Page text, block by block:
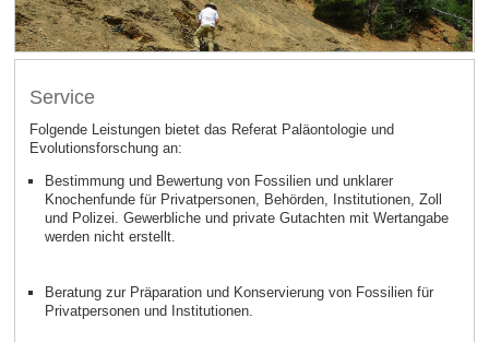
Service
Folgende Leistungen bietet das Referat Paläontologie und
Evolutionsforschung an:
Bestimmung und Bewertung von Fossilien und unklarer
Knochenfunde für Privatpersonen, Behörden, Institutionen, Zoll
und Polizei. Gewerbliche und private Gutachten mit Wertangabe
werden nicht erstellt.
Beratung zur Präparation und Konservierung von Fossilien für
Privatpersonen und Institutionen.